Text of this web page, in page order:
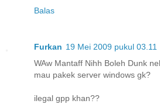
Balas
Furkan 19 Mei 2009 pukul 03.11
WAw Mantaff Nihh Boleh Dunk
mau pakek server windows gk?
ilegal gpp khan??